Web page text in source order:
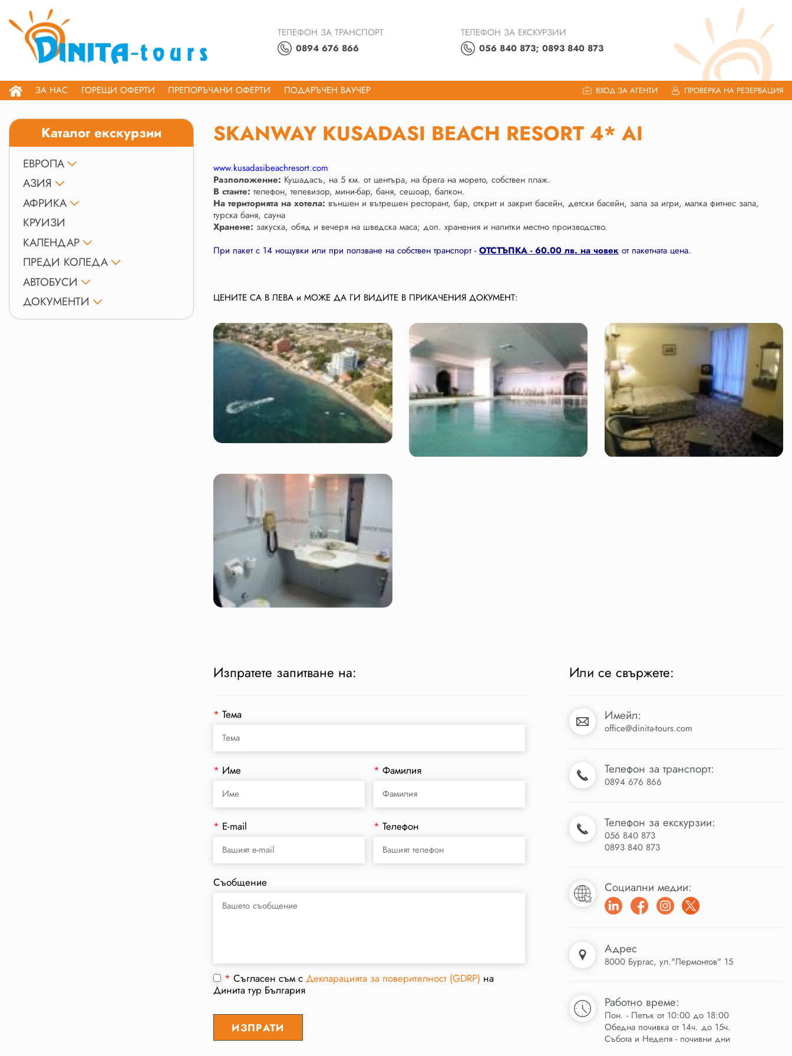
ТЕЛЕФОН ЗА ТРАНСПОРТ
0894 676 866
ТЕЛЕФОН ЗА ЕКСКУРЗИИ
056 840 873; 0893 840 873
ЗА НАС ГОРЕЩИ ОФЕРТИ ПРЕПОРЪЧАНИ ОФЕРТИ ПОДАРЪЧЕН ВАУЧЕР ВХОД ЗА АГЕНТИ ПРОВЕРКА НА РЕЗЕРВАЦИЯ
Каталог екскурзии
ЕВРОПА
АЗИЯ
АФРИКА
КРУИЗИ
КАЛЕНДАР
ПРЕДИ КОЛЕДА
АВТОБУСИ
ДОКУМЕНТИ
SKANWAY KUSADASI BEACH RESORT 4* AI
www.kusadasibeachresort.com
Разположение: Кушадасъ, на 5 км. от центъра, на брега на морето, собствен плаж.
В стаите:телефон, телевизор, мини-бар, баня, сешоар, балкон.
На територията на хотела: външен и вътрешен ресторант, бар, открит и закрит басейн, детски басейн, зала за игри, малка фитнес зала,
турска баня, сауна
Хранене: закуска, обяд и вечеря на шведска маса; доп. хранения и напитки местно производство.
При пакет с 14 нощувки или при ползване на собствен транспорт -ОТСТЪПКА - 60.00 лв. на човек от пакетната цена.
ЦЕНИТЕ СА В ЛЕВА и МОЖЕ ДА ГИ ВИДИТЕ В ПРИКАЧЕНИЯ ДОКУМЕНТ:
Изпратете запитване на:
*Тема
* Име *Фамилия
* E-mail *Телефон
Съобщение
* Съгласен съм с Декларацията за поверителност (GDRP) на
Динита тур България
Или се свържете:
Имейл:
office@dinita-tours.com
Телефон за транспорт:
0894 676 866
Телефон за екскурзии:
056 840 873
0893 840 873
Социални медии:
Адрес
8000 Бургас, ул."Лермонтов" 15
Работно време:
Пон. - Петък от 10:00 до 18:00
Обедна почивка от 14ч. до 15ч.
Събота и Неделя - почивни дни